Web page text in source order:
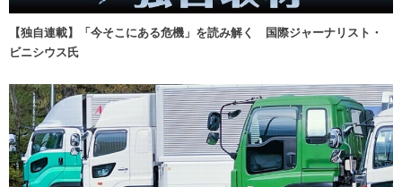
【独自連載】「今そこにある危機」を読み解く 国際ジャーナリスト・
ビニシウス氏